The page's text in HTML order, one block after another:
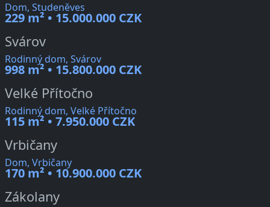
Dom, Studeněves
229 m² • 15.000.000 CZK
Svárov
Rodinný dom, Svárov
998 m² • 15.800.000 CZK
Velké Přítočno
Rodinný dom, Velké Přítočno
115 m² • 7.950.000 CZK
Vrbičany
Dom, Vrbičany
170 m² • 10.900.000 CZK
Zákolany